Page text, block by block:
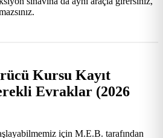
Kursu Kayıt
Evraklar (2026
için M.E.B. tarafından